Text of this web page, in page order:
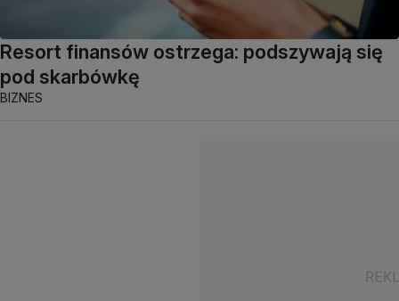
Resort finansów ostrzega: podszywają się
pod skarbówkę
BIZNES